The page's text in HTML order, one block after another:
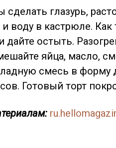
сделать глазурь,
и воду в кастрюле.
дайте остыть.
яйца, масло,
смесь в форму
Готовый торт